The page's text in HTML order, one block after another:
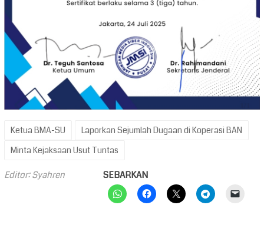
Ketua BMA-SU
Laporkan Sejumlah Dugaan di Koperasi BAN
Minta Kejaksaan Usut Tuntas
Editor: Syahren SEBARKAN